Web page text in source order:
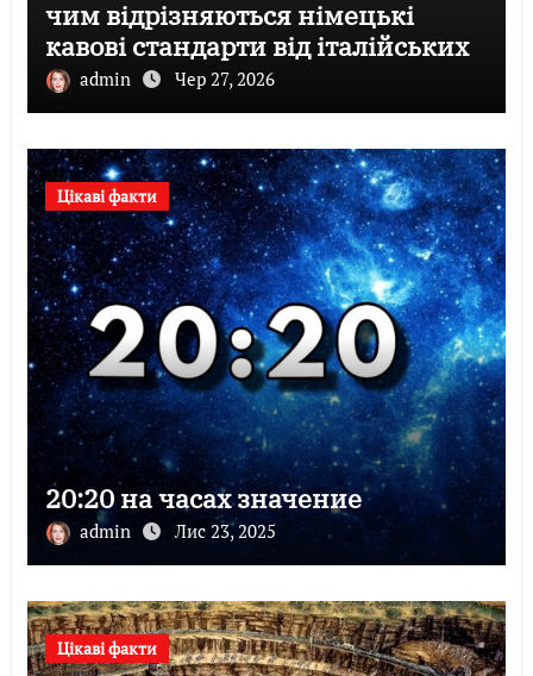
чим відрізняються німецькі
кавові стандарти від італійських
admin Чер 27, 2026
Цікаві факти
20:20 на часах значение
admin Лис 23, 2025
Цікаві факти